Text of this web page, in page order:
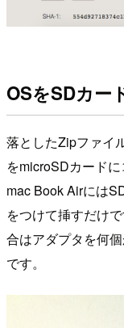
OSをSDカー
落としたZipファイ
をmicroSDカード
mac Book Airには
をつけて挿すだけ
合はアダプタを何
です。